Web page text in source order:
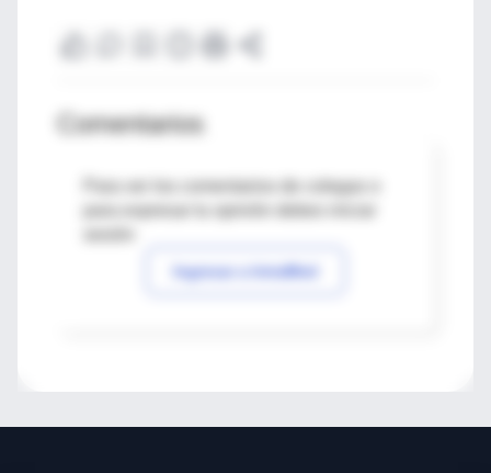
Comentarios
Para ver los comentarios de colegas o
Ingresar a IntraMed